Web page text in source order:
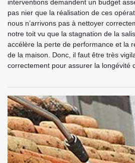
interventions demandent un budget
pas nier que la réalisation de ces
nous n’arrivons pas à nettoyer
notre toit vu que la stagnation de la
accélère la perte de performance et la
de la maison. Donc, il faut être très
correctement pour assurer la longévité